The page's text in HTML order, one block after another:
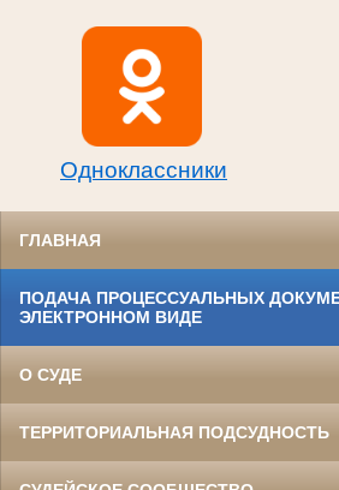
Одноклассники
ГЛАВНАЯ
ПОДАЧА ПРОЦЕССУАЛЬНЫХ
ЭЛЕКТРОННОМ ВИДЕ
О СУДЕ
ТЕРРИТОРИАЛЬНАЯ ПОДСУДНОСТЬ